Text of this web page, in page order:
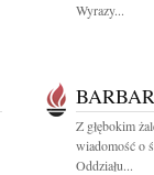
Wyrazy...
Z głębokim
wiadomość o
Oddziału...